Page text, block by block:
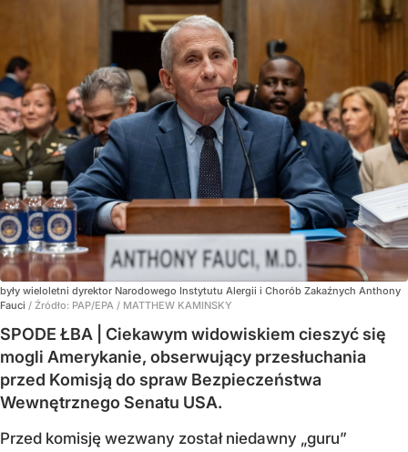
były wieloletni dyrektor Narodowego Instytutu Alergii i Chorób Zakaźnych Anthony
Fauci / Źródło: PAP/EPA / MATTHEW KAMINSKY
SPODE ŁBA | Ciekawym widowiskiem cieszyć się
mogli Amerykanie, obserwujący przesłuchania
przed Komisją do spraw Bezpieczeństwa
Wewnętrznego Senatu USA.
Przed komisję wezwany został niedawny „guru”